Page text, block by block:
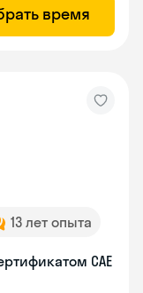
время
13 лет опыта
CAE